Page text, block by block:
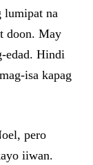
lumipat na
doon. May
edad. Hindi
isa kapag
pero
iiwan.